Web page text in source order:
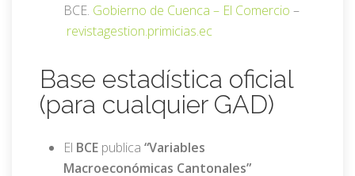
BCE. Gobierno de Cuenca – El Comercio –
revistagestion.primicias.ec
Base estadística oficial
(para cualquier GAD)
El BCE publica “Variables
Macroeconómicas Cantonales”